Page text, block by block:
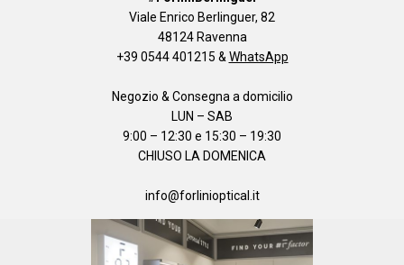
Viale Enrico Berlinguer, 82
48124 Ravenna
+39 0544 401215 & WhatsApp
Negozio & Consegna a domicilio
LUN – SAB
9:00 – 12:30 e 15:30 – 19:30
CHIUSO LA DOMENICA
info@forlinioptical.it